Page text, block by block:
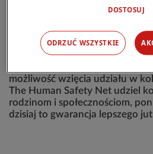
brak przedszkola tworzy lukę
Nie da się jej wypełnić, jeśli nie
zapewnienie dzieciom
możliwość wzięcia udziału w
The Human Safety Net udziel
rodzinom i społecznościom,
dzisiaj to gwarancja lepszego
DOSTOSUJ
ODRZUĆ WSZYSTKIE